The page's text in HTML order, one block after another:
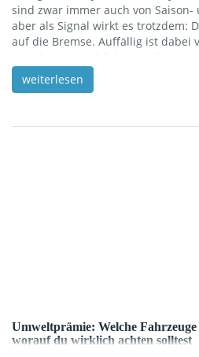
sind zwar immer auch von
aber als Signal wirkt es trotzdem:
auf die Bremse. Auffällig ist dabei
zwischen gewerblichen und
sieben von zehn neuen Pkw (69,8
Halterinnen und Halter zurück,
weiterlesen
Umweltprämie: Welche
worauf du wirklich achten solltest